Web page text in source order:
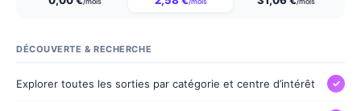
DÉCOUVERTE & RECHERCHE
Explorer toutes les sorties par catégorie et centre d’intérêt ✓